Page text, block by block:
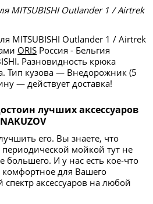
MITSUBISHI Outlander 1 / Airtrek
MITSUBISHI Outlander 1 / Airtrek
ORIS Россия - Бельгия
Разновидность крюка
Тип кузова — Внедорожник (5
— действует доставка!
лучших аксессуаров
NAKUZOV
его. Вы знаете, что
мойкой тут не
большего. И у нас есть кое-что
комфортное для Вашего
аксессуаров на любой